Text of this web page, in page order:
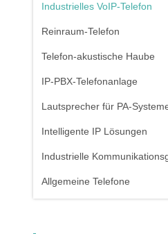
Industrielles VoIP-Telefon
Reinraum-Telefon
Telefon-akustische Haube
IP-PBX-Telefonanlage
Lautsprecher für PA-
Intelligente IP Lösungen
Industrielle
Allgemeine Telefone